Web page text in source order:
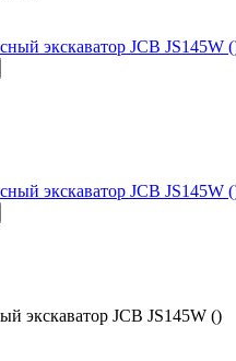
экскаватор JCB JS145W ()